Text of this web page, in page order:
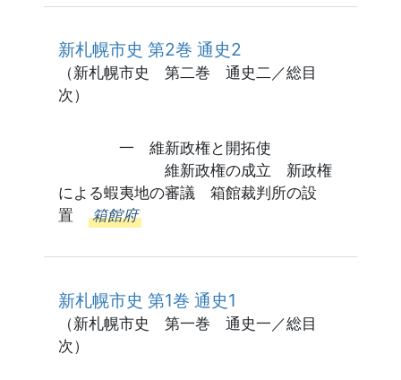
新札幌市史 第2巻 通史2
（新札幌市史 第二巻 通史二／総目
次）
一 維新政権と開拓使
維新政権の成立 新政権
による蝦夷地の審議 箱館裁判所の設
置 箱館府
新札幌市史 第1巻 通史1
（新札幌市史 第一巻 通史一／総目
次）